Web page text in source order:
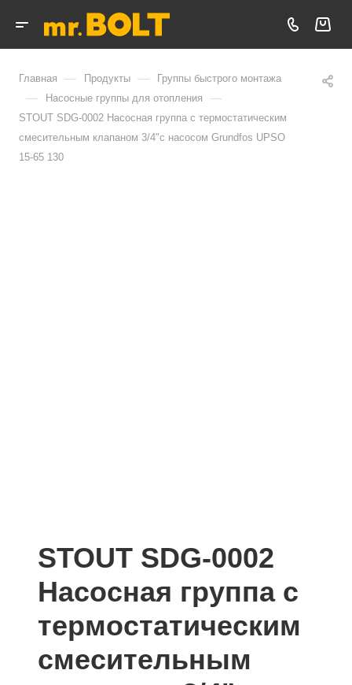
Главная — Продукты — Группы быстрого монтажа
— Насосные группы для отопления —
STOUT SDG-0002 Насосная группа с термостатическим
смесительным клапаном 3/4"с насосом Grundfos UPSO
15-65 130
STOUT SDG-0002
Насосная группа с
термостатическим
смесительным